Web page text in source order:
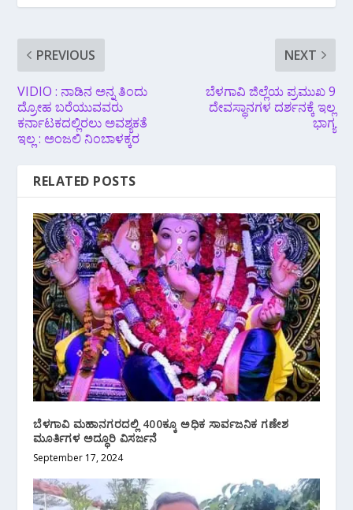
PREVIOUS
VIDIO : ನಾಡಿನ ಅನ್ನ ತಿಂದು
ದ್ರೋಹ ಬರೆಯುವವರು
ಕರ್ನಾಟಕದಲ್ಲಿರಲು ಅವಶ್ಯಕತೆ
ಇಲ್ಲ : ಅಂಜಲಿ‌ ನಿಂಬಾಳಕ್ಕರ
NEXT
ಬೆಳಗಾವಿ ಜಿಲ್ಲೆಯ ಪ್ರಮುಖ 9
ದೇವಸ್ಥಾನಗಳ ದರ್ಶನಕ್ಕೆ ಇಲ್ಲ
ಭಾಗ್ಯ
RELATED POSTS
ಬೆಳಗಾವಿ ಮಹಾನಗರದಲ್ಲಿ 400ಕ್ಕೂ ಅಧಿಕ ಸಾರ್ವಜನಿಕ ಗಣೇಶ
ಮೂರ್ತಿಗಳ ಅದ್ಧೂರಿ ವಿಸರ್ಜನೆ
September 17, 2024